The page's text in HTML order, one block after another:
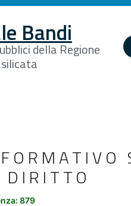
Bandi
della Regione
879